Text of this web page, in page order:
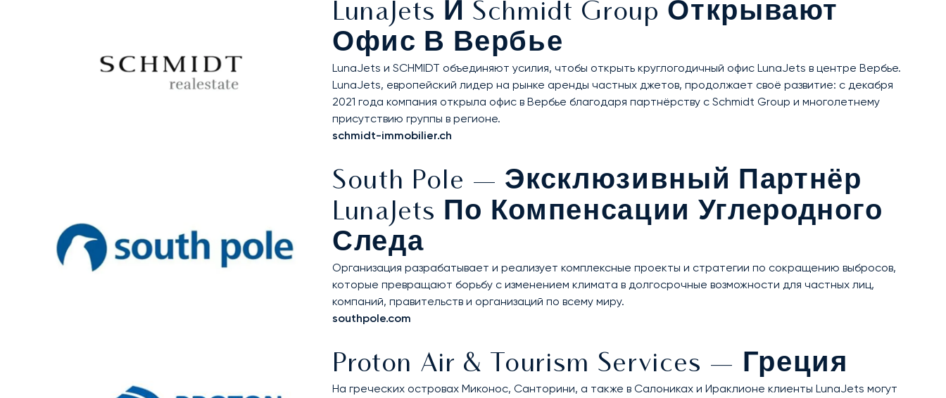
LunaJets И Schmidt Group Открывают
Офис В Вербье
LunaJets и SCHMIDT объединяют усилия, чтобы открыть круглогодичный офис LunaJets в центре Вербье.
LunaJets, европейский лидер на рынке аренды частных джетов, продолжает своё развитие: с декабря
2021 года компания открыла офис в Вербье благодаря партнёрству с Schmidt Group и многолетнему
присутствию группы в регионе.
schmidt-immobilier.ch
South Pole — Эксклюзивный Партнёр
LunaJets По Компенсации Углеродного
Следа
Организация разрабатывает и реализует комплексные проекты и стратегии по сокращению выбросов,
которые превращают борьбу с изменением климата в долгосрочные возможности для частных лиц,
компаний, правительств и организаций по всему миру.
southpole.com
Proton Air & Tourism Services — Греция
На греческих островах Миконос, Санторини, а также в Салониках и Ираклионе клиенты LunaJets могут